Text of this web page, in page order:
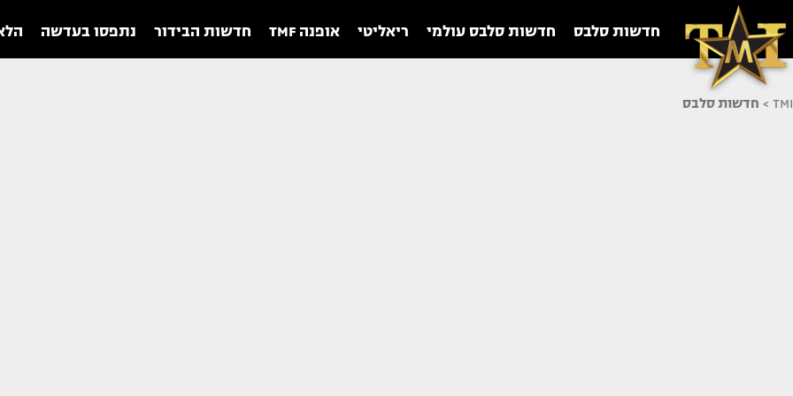
חדשות סלבס חדשות סלבס עולמי ריאליטי אופנה TMF חדשות הבידור נתפסו בעדשה
TMI
> חדשות סלבס